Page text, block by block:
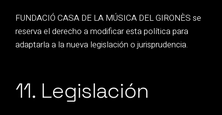
FUNDACIÓ CASA DE LA MÚSICA DEL GIRONÈS se
reserva el derecho a modificar esta política para
adaptarla a la nueva legislación o jurisprudencia.
11. Legislación